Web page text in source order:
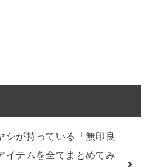
シが持っている「無印良
イテムを全てまとめてみ